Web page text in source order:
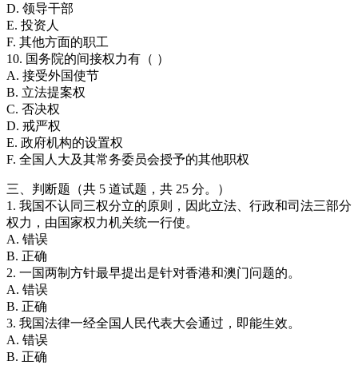
D. 领导干部
E. 投资人
F. 其他方面的职工
10. 国务院的间接权力有（ ）
A. 接受外国使节
B. 立法提案权
C. 否决权
D. 戒严权
E. 政府机构的设置权
F. 全国人大及其常务委员会授予的其他职权
三、判断题（共 5 道试题，共 25 分。）
1. 我国不认同三权分立的原则，因此立法、行政和司法三部分
权力，由国家权力机关统一行使。
A. 错误
B. 正确
2. 一国两制方针最早提出是针对香港和澳门问题的。
A. 错误
B. 正确
3. 我国法律一经全国人民代表大会通过，即能生效。
A. 错误
B. 正确